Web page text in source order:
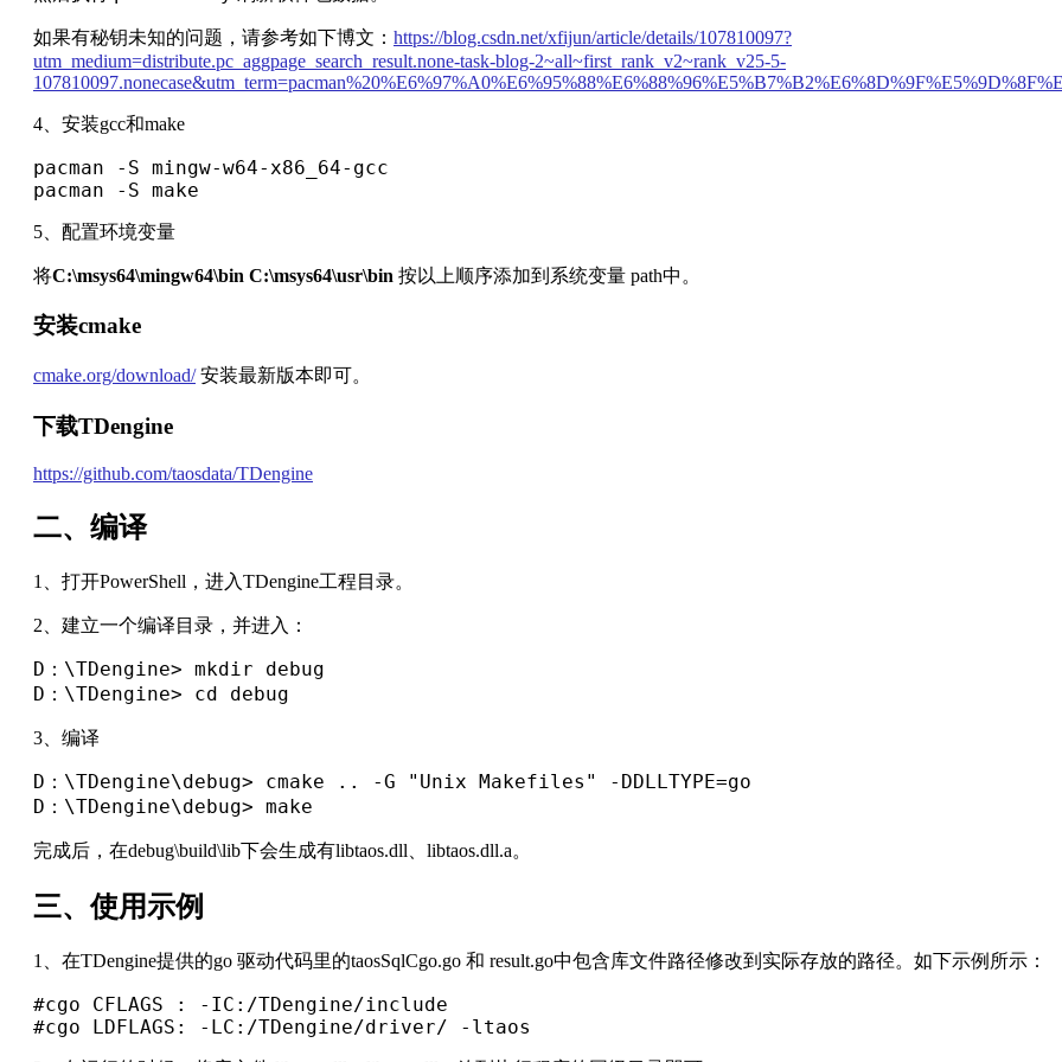
如果有秘钥未知的问题，请参考如下博文： https://blog.csdn.net/xfijun/article/details/107810097?
utm_medium=distribute.pc_aggpage_search_result.none-task-blog-2~all~first_rank_v2~rank_v25-5-
4、安装gcc和make
pacman -S mingw-w64-x86_64-gcc
pacman -S make
5、配置环境变量
将C:\msys64\mingw64\bin C:\msys64\usr\bin 按以上顺序添加到系统变量 path中。
安装cmake
cmake.org/download/安装最新版本即可。
下载TDengine
https://github.com/taosdata/TDengine
二、编译
1、打开PowerShell，进入TDengine工程目录。
2、建立一个编译目录，并进入：
D：\TDengine> mkdir debug
D：\TDengine> cd debug
3、编译
D：\TDengine\debug> cmake .. -G "Unix Makefiles" -DDLLTYPE=go
D：\TDengine\debug> make
完成后，在debug\build\lib下会生成有libtaos.dll、libtaos.dll.a。
三、使用示例
1、在TDengine提供的go 驱动代码里的taosSqlCgo.go 和 result.go中包含库文件路径修改到实际存放的路径。如下示例所示：
#cgo CFLAGS : -IC:/TDengine/include
#cgo LDFLAGS: -LC:/TDengine/driver/ -ltaos